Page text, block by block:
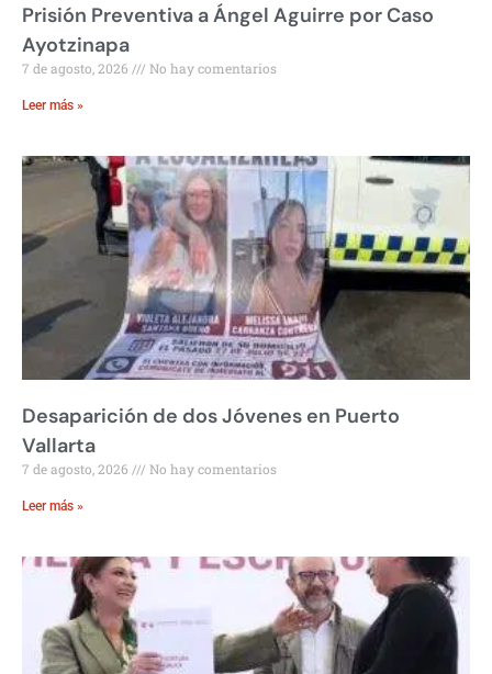
Prisión Preventiva a Ángel Aguirre por Caso
Ayotzinapa
7 de agosto, 2026 No hay comentarios
Leer más »
Desaparición de dos Jóvenes en Puerto
Vallarta
7 de agosto, 2026 No hay comentarios
Leer más »